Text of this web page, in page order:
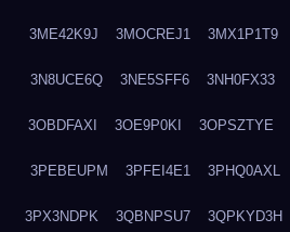
3ME42K9J 3MOCREJ1 3MX1P1T9
3N8UCE6Q 3NE5SFF6 3NH0FX33
3OBDFAXI 3OE9P0KI 3OPSZTYE
3PEBEUPM 3PFEI4E1 3PHQ0AXL
3PX3NDPK 3QBNPSU7 3QPKYD3H